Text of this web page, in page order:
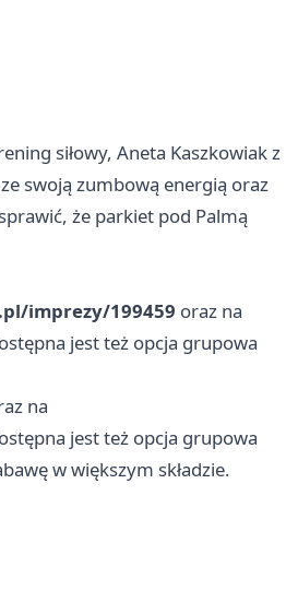
siłowy, Aneta Kaszkowiak z
swoją zumbową energią oraz
że parkiet pod Palmą
imprezy/199459 oraz na
jest też opcja grupowa
na
jest też opcja grupowa
w większym składzie.